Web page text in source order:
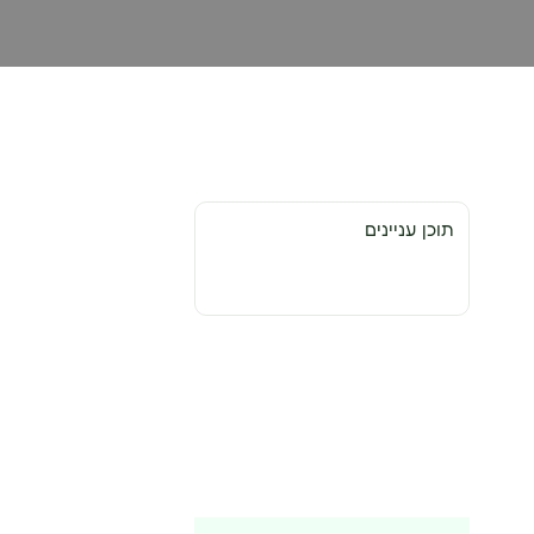
תוכן עניינים